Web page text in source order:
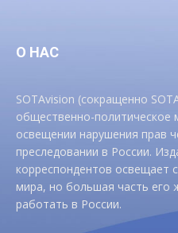
О НАС
SOTAvision (сокращенно
общественно-политическое
освещении нарушения прав
преследовании в России.
корреспондентов освещает
мира, но большая часть его
работать в России.